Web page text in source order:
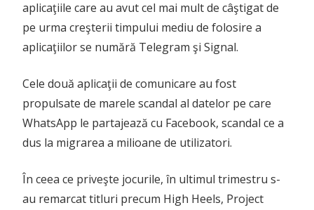
aplicaţiile care au avut cel mai mult de câştigat de
pe urma creşterii timpului mediu de folosire a
aplicaţiilor se numără Telegram şi Signal.
Cele două aplicaţii de comunicare au fost
propulsate de marele scandal al datelor pe care
WhatsApp le partajează cu Facebook, scandal ce a
dus la migrarea a milioane de utilizatori.
În ceea ce priveşte jocurile, în ultimul trimestru s-
au remarcat titluri precum High Heels, Project